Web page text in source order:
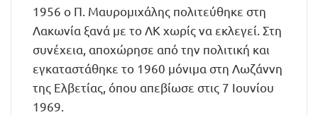
1956 ο Π. Μαυρομιχάλης πολιτεύθηκε στη
Λακωνία ξανά με το ΛΚ χωρίς να εκλεγεί. Στη
συνέχεια, αποχώρησε από την πολιτική και
εγκαταστάθηκε το 1960 μόνιμα στη Λωζάννη
της Ελβετίας, όπου απεβίωσε στις 7 Ιουνίου
1969.